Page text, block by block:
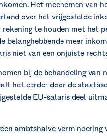
Het meenemen van
over het vrijgestelde
te houden met het
belanghebbende meer
niet van een onjuiste
bij de behandeling van
het eerder door de
EU-salaris deel
ambtshalve vermindering